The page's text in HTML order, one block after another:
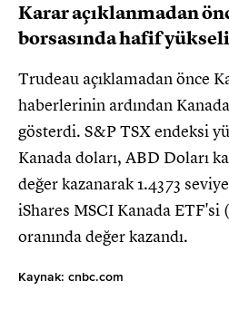
Karar açıklanmadan
borsasında hafif
Trudeau açıklamadan önce
haberlerinin ardından
gösterdi. S&P TSX endeksi
Kanada doları, ABD Doları
değer kazanarak 1.4373
iShares MSCI Kanada ETF'si
oranında değer kazandı.
Kaynak: cnbc.com